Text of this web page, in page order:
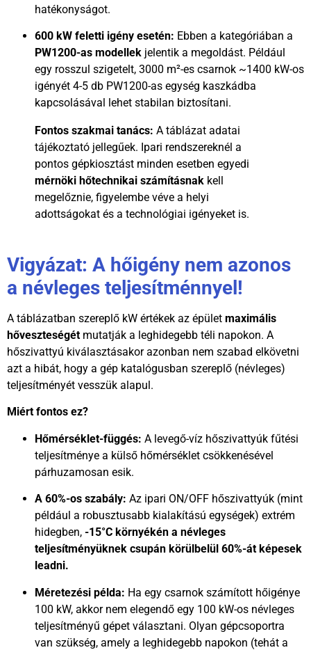
hatékonyságot.
600 kW feletti igény esetén: Ebben a kategóriában a
PW1200-as modellek jelentik a megoldást. Például
egy rosszul szigetelt, 3000 m²-es csarnok ~1400 kW-os
igényét 4-5 db PW1200-as egység kaszkádba
kapcsolásával lehet stabilan biztosítani.
Fontos szakmai tanács: A táblázat adatai
tájékoztató jellegűek. Ipari rendszereknél a
pontos gépkiosztást minden esetben egyedi
mérnöki hőtechnikai számításnak kell
megelőznie, figyelembe véve a helyi
adottságokat és a technológiai igényeket is.
Vigyázat: A hőigény nem azonos
a névleges teljesítménnyel!
A táblázatban szereplő kW értékek az épület maximális
hőveszteségét mutatják a leghidegebb téli napokon. A
hőszivattyú kiválasztásakor azonban nem szabad elkövetni
azt a hibát, hogy a gép katalógusban szereplő (névleges)
teljesítményét vesszük alapul.
Miért fontos ez?
Hőmérséklet-függés: A levegő-víz hőszivattyúk fűtési
teljesítménye a külső hőmérséklet csökkenésével
párhuzamosan esik.
A 60%-os szabály: Az ipari ON/OFF hőszivattyúk (mint
például a robusztusabb kialakítású egységek) extrém
hidegben, -15°C környékén a névleges
teljesítményüknek csupán körülbelül 60%-át képesek
leadni.
Méretezési példa: Ha egy csarnok számított hőigénye
100 kW, akkor nem elegendő egy 100 kW-os névleges
teljesítményű gépet választani. Olyan gépcsoportra
van szükség, amely a leghidegebb napokon (tehát a